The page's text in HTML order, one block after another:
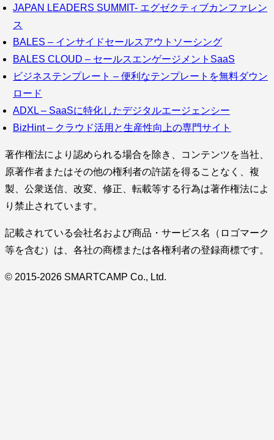
JAPAN LEADERS SUMMIT- エグゼクティブカンファレン
ス
BALES – インサイドセールスアウトソーシング
BALES CLOUD – セールスエンゲージメントSaaS
ビジネステンプレート – 便利なテンプレートを無料ダウン
ロード
ADXL – SaaSに特化したデジタルエージェンシー
BizHint – クラウド活用と生産性向上の専門サイト
著作権法により認められる場合を除き、コンテンツを当社、
原著作者またはその他の権利者の許諾を得ることなく、複
製、公衆送信、改変、修正、転載等する行為は著作権法によ
り禁止されています。
記載されている会社名および商品・サービス名（ロゴマーク
等を含む）は、各社の商標または各権利者の登録商標です。
© 2015-2026 SMARTCAMP Co., Ltd.